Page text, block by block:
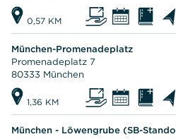
0,57 KM
1,36 KM
München-Promenadeplatz
Promenadeplatz 7
80333 München
München - Löwengrube (SB-